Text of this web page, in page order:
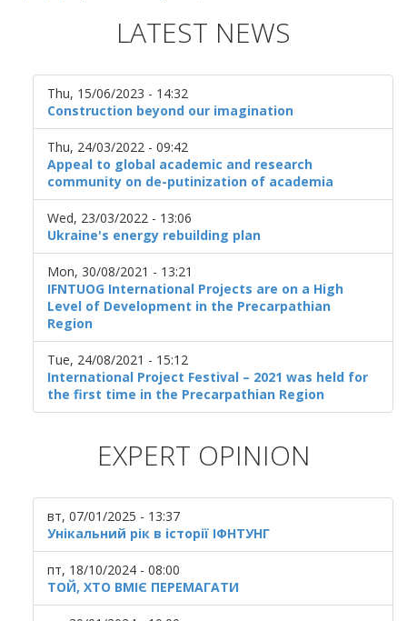
LATEST NEWS
Thu, 15/06/2023 - 14:32
Construction beyond our imagination
Thu, 24/03/2022 - 09:42
Appeal to global academic and research
community on de-putinization of academia
Wed, 23/03/2022 - 13:06
Ukraine's energy rebuilding plan
Mon, 30/08/2021 - 13:21
IFNTUOG International Projects are on a High
Level of Development in the Precarpathian
Region
Tue, 24/08/2021 - 15:12
International Project Festival – 2021 was held for
the first time in the Precarpathian Region
EXPERT OPINION
вт, 07/01/2025 - 13:37
Унікальний рік в історії ІФНТУНГ
пт, 18/10/2024 - 08:00
ТОЙ, ХТО ВМІЄ ПЕРЕМАГАТИ